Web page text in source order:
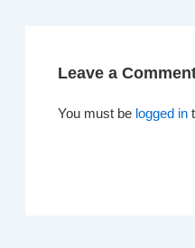
Leave a
You must be logged in